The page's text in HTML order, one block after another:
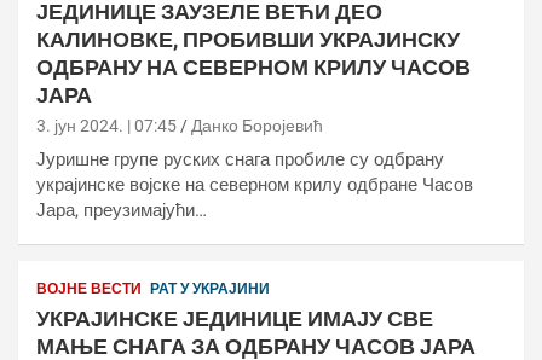
ЈЕДИНИЦЕ ЗАУЗЕЛЕ ВЕЋИ ДЕО
КАЛИНОВКЕ, ПРОБИВШИ УКРАЈИНСКУ
ОДБРАНУ НА СЕВЕРНОМ КРИЛУ ЧАСОВ
ЈАРА
3. јун 2024. | 07:45 Данко Боројевић
Јуришне групе руских снага пробиле су одбрану
украјинске војске на северном крилу одбране Часов
Јара, преузимајући…
ВОЈНЕ ВЕСТИ РАТ У УКРАЈИНИ
УКРАЈИНСКЕ ЈЕДИНИЦЕ ИМАЈУ СВЕ
МАЊЕ СНАГА ЗА ОДБРАНУ ЧАСОВ ЈАРА